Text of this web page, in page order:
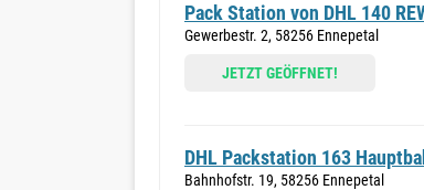
Pack Station von DHL 140
Gewerbestr. 2, 58256 Ennepetal
JETZT GEÖFFNET!
DHL Packstation 163
Bahnhofstr. 19, 58256 Ennepetal